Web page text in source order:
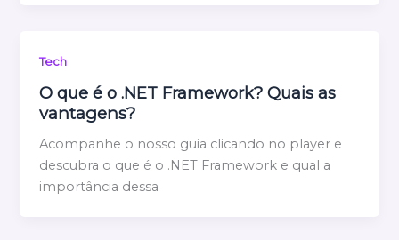
Tech
O que é o .NET Framework? Quais as
vantagens?
Acompanhe o nosso guia clicando no player e
descubra o que é o .NET Framework e qual a
importância dessa